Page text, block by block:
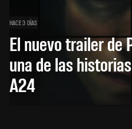
HACE 3 DÍAS
El nuevo trailer de
una de las
A24